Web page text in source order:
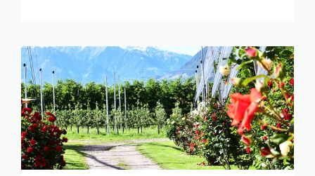
1 km
146 km
HÖHENMETER
17 m
2.395 m